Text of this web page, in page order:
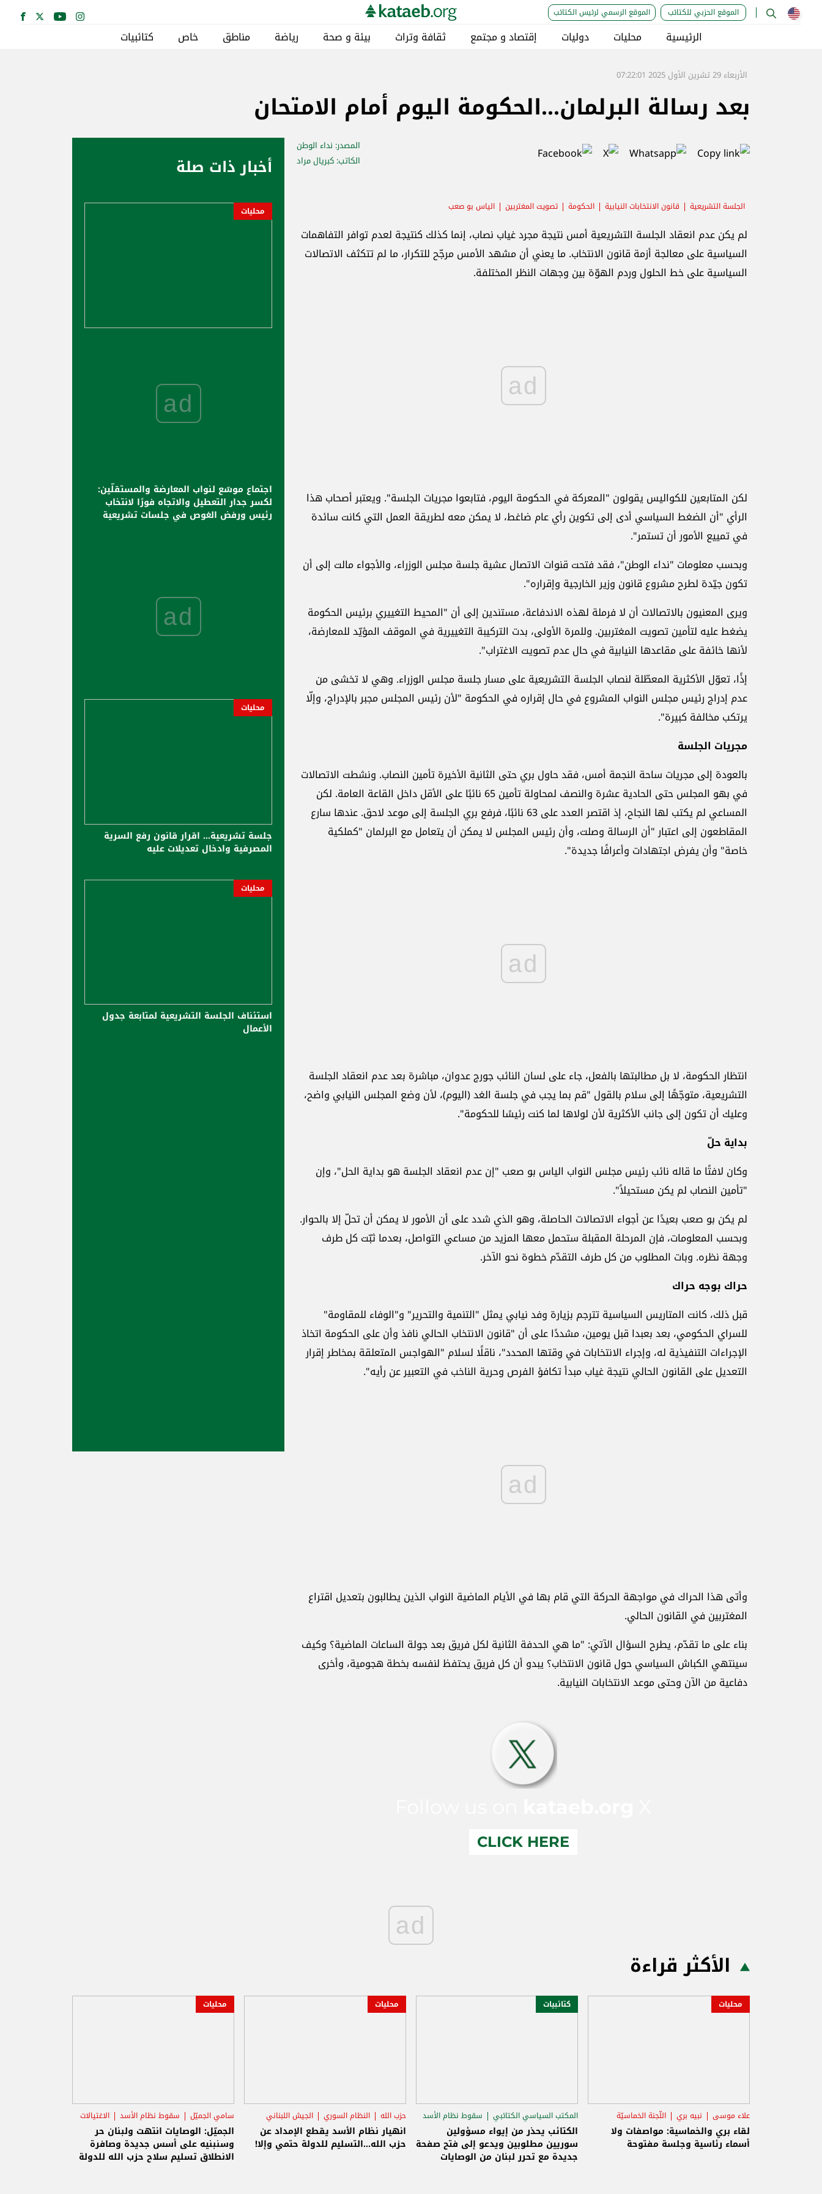
الموقع الحزبي للكتائب الموقع الرسمي لرئيس الكتائب
الرئيسية محليات دوليات إقتصاد و مجتمع ثقافة وتراث بيئة و صحة رياضة مناطق خاص كتائبيات
الأربعاء 29 تشرين الأول 2025 07:22:01
بعد رسالة البرلمان...الحكومة اليوم أمام الامتحان
المصدر: نداء الوطن
الكاتب: كبريال مراد
الجلسة التشريعية قانون الانتخابات النيابية الحكومة تصويت المغتربين الياس بو صعب
لم يكن عدم انعقاد الجلسة التشريعية أمس نتيجة مجرد غياب نصاب، إنما كذلك كنتيجة لعدم توافر التفاهمات
السياسية على معالجة أزمة قانون الانتخاب. ما يعني أن مشهد الأمس مرجّح للتكرار، ما لم تتكثف الاتصالات
السياسية على خط الحلول وردم الهوّة بين وجهات النظر المختلفة.
ad
لكن المتابعين للكواليس يقولون "المعركة في الحكومة اليوم، فتابعوا مجريات الجلسة". ويعتبر أصحاب هذا
الرأي "أن الضغط السياسي أدى إلى تكوين رأي عام ضاغط، لا يمكن معه لطريقة العمل التي كانت سائدة
في تمييع الأمور أن تستمر".
وبحسب معلومات "نداء الوطن"، فقد فتحت قنوات الاتصال عشية جلسة مجلس الوزراء، والأجواء مالت إلى أن
تكون جيّدة لطرح مشروع قانون وزير الخارجية وإقراره".
ويرى المعنيون بالاتصالات أن لا فرملة لهذه الاندفاعة، مستندين إلى أن "المحيط التغييري برئيس الحكومة
يضغط عليه لتأمين تصويت المغتربين. وللمرة الأولى، بدت التركيبة التغييرية في الموقف المؤيّد للمعارضة،
لأنها خائفة على مقاعدها النيابية في حال عدم تصويت الاغتراب".
إذًا، تعوّل الأكثرية المعطّلة لنصاب الجلسة التشريعية على مسار جلسة مجلس الوزراء. وهي لا تخشى من
عدم إدراج رئيس مجلس النواب المشروع في حال إقراره في الحكومة "لأن رئيس المجلس مجبر بالإدراج، وإلّا
يرتكب مخالفة كبيرة".
مجريات الجلسة
بالعودة إلى مجريات ساحة النجمة أمس، فقد حاول بري حتى الثانية الأخيرة تأمين النصاب. ونشطت الاتصالات
في بهو المجلس حتى الحادية عشرة والنصف لمحاولة تأمين 65 نائبًا على الأقل داخل القاعة العامة. لكن
المساعي لم يكتب لها النجاح، إذ اقتصر العدد على 63 نائبًا، فرفع بري الجلسة إلى موعد لاحق. عندها سارع
المقاطعون إلى اعتبار "أن الرسالة وصلت، وأن رئيس المجلس لا يمكن أن يتعامل مع البرلمان "كملكية
خاصة" وأن يفرض اجتهادات وأعرافًا جديدة".
ad
انتظار الحكومة، لا بل مطالبتها بالفعل، جاء على لسان النائب جورج عدوان، مباشرة بعد عدم انعقاد الجلسة
التشريعية، متوجّهًا إلى سلام بالقول "قم بما يجب في جلسة الغد (اليوم)، لأن وضع المجلس النيابي واضح،
وعليك أن تكون إلى جانب الأكثرية لأن لولاها لما كنت رئيسًا للحكومة".
بداية حلّ
وكان لافتًا ما قاله نائب رئيس مجلس النواب الياس بو صعب "إن عدم انعقاد الجلسة هو بداية الحل"، وإن
"تأمين النصاب لم يكن مستحيلاً".
لم يكن بو صعب بعيدًا عن أجواء الاتصالات الحاصلة، وهو الذي شدد على أن الأمور لا يمكن أن تحلّ إلا بالحوار.
وبحسب المعلومات، فإن المرحلة المقبلة ستحمل معها المزيد من مساعي التواصل، بعدما ثبّت كل طرف
وجهة نظره. وبات المطلوب من كل طرف التقدّم خطوة نحو الآخر.
حراك بوجه حراك
قبل ذلك، كانت المتاريس السياسية تترجم بزيارة وفد نيابي يمثل "التنمية والتحرير" و"الوفاء للمقاومة"
للسراي الحكومي، بعد بعبدا قبل يومين، مشددًا على أن "قانون الانتخاب الحالي نافذ وأن على الحكومة اتخاذ
الإجراءات التنفيذية له، وإجراء الانتخابات في وقتها المحدد"، ناقلًا لسلام "الهواجس المتعلقة بمخاطر إقرار
التعديل على القانون الحالي نتيجة غياب مبدأ تكافؤ الفرص وحرية الناخب في التعبير عن رأيه".
ad
وأتى هذا الحراك في مواجهة الحركة التي قام بها في الأيام الماضية النواب الذين يطالبون بتعديل اقتراع
المغتربين في القانون الحالي.
بناء على ما تقدّم، يطرح السؤال الآتي: "ما هي الحدفة الثانية لكل فريق بعد جولة الساعات الماضية؟ وكيف
سينتهي الكباش السياسي حول قانون الانتخاب؟ يبدو أن كل فريق يحتفظ لنفسه بخطة هجومية، وأخرى
دفاعية من الآن وحتى موعد الانتخابات النيابية.
CLICK HERE
أخبار ذات صلة
محليات
ad
اجتماع موسّع لنواب المعارضة والمستقلّين:
لكسر جدار التعطيل والاتجاه فورًا لانتخاب
رئيس ورفض الغوص في جلسات تشريعية
ad
محليات
جلسة تشريعية... اقرار قانون رفع السرية
المصرفية وادخال تعديلات عليه
محليات
استئناف الجلسة التشريعية لمتابعة جدول
الأعمال
ad
الأكثر قراءة
محليات
علاء موسى نبيه بري اللّجنة الخماسيّة
لقاء بري والخماسية: مواصفات ولا
أسماء رئاسية وجلسة مفتوحة
كتائبيات
المكتب السياسي الكتائبي
سقوط نظام الأسد
الاستحقاق الرئاسي
الكتائب يحذر من إيواء مسؤولين
سوريين مطلوبين ويدعو إلى فتح صفحة
جديدة مع تحرر لبنان من الوصايات
محليات
حزب الله النظام السوري الجيش اللبناني
انهيار نظام الأسد يقطع الإمداد عن
حزب الله...التسليم للدولة حتمي وإلا!
محليات
سامي الجميّل سقوط نظام الأسد الاغتيالات
الجميّل: الوصايات انتهت ولبنان حر
وسنبنيه على أسس جديدة وصافرة
الانطلاق تسليم سلاح حزب الله للدولة